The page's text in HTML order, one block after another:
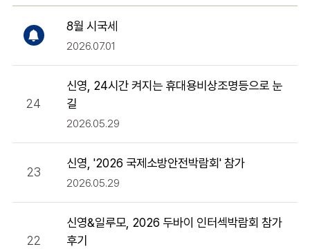
8월 시국세
2026.07.01
24
신영, 24시간 켜지는 휴대용비상조명등으로 눈
길
2026.05.29
23
신영, '2026 국제소방안전박람회' 참가
2026.05.29
22
신영&일루모, 2026 두바이 인터섹박람회 참가
후기